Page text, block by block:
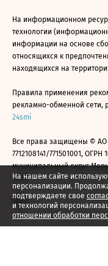
На нашем сайте
персонализации.
подтверждаете свое
и технологий
отношении обработки
На информационном
технологии
информации на основе
относящихся к
находящихся на
Правила применения
рекламно-обменной сети,
24smi
Все права защищены ©
7712108141/771501001, ОГРН
муниципальный округ
2026